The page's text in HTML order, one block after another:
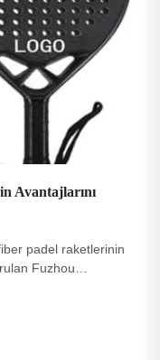
Avantajlarını
padel raketlerinin
Fuzhou